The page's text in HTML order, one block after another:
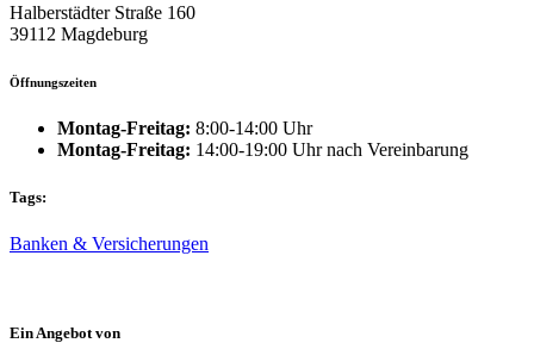
Halberstädter Straße 160
39112 Magdeburg
Öffnungszeiten
Montag-Freitag: 8:00-14:00 Uhr
Montag-Freitag: 14:00-19:00 Uhr nach Vereinbarung
Tags:
Banken & Versicherungen
Ein Angebot von